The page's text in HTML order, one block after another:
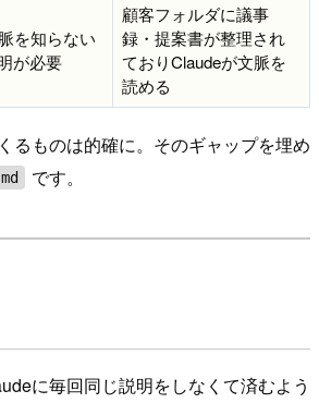
を知らない
が必要
顧客フォルダに議事
録・提案書が整理され
ておりClaudeが文脈を
読める
るものは的確に。そのギャップを埋め
です。
に毎回同じ説明をしなくて済むよう